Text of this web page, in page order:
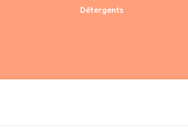
Détergents